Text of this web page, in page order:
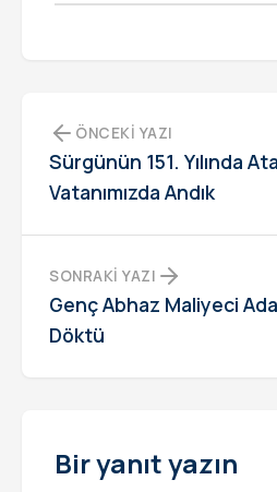
ÖNCEKI YAZI
Sürgünün 151. Yılında
Vatanımızda Andık
SONRAKI YAZI
Genç Abhaz Maliyeci
Döktü
Bir yanıt yazın